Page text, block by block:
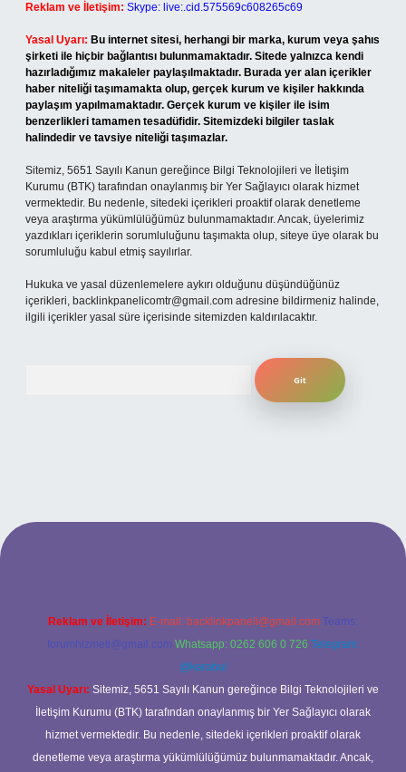
Reklam ve İletişim: Skype: live:.cid.575569c608265c69
Yasal Uyarı: Bu internet sitesi, herhangi bir marka, kurum veya şahıs
şirketi ile hiçbir bağlantısı bulunmamaktadır. Sitede yalnızca kendi
hazırladığımız makaleler paylaşılmaktadır. Burada yer alan içerikler
haber niteliği taşımamakta olup, gerçek kurum ve kişiler hakkında
paylaşım yapılmamaktadır. Gerçek kurum ve kişiler ile isim
benzerlikleri tamamen tesadüfidir. Sitemizdeki bilgiler taslak
halindedir ve tavsiye niteliği taşımazlar.
Sitemiz, 5651 Sayılı Kanun gereğince Bilgi Teknolojileri ve İletişim
Kurumu (BTK) tarafından onaylanmış bir Yer Sağlayıcı olarak hizmet
vermektedir. Bu nedenle, sitedeki içerikleri proaktif olarak denetleme
veya araştırma yükümlülüğümüz bulunmamaktadır. Ancak, üyelerimiz
yazdıkları içeriklerin sorumluluğunu taşımakta olup, siteye üye olarak bu
sorumluluğu kabul etmiş sayılırlar.
Hukuka ve yasal düzenlemelere aykırı olduğunu düşündüğünüz
içerikleri, backlinkpanelicomtr@gmail.com adresine bildirmeniz halinde,
ilgili içerikler yasal süre içerisinde sitemizden kaldırılacaktır.
bahis sitesi
Reklam ve İletişim: E-mail: backlinkpaneli@gmail.com Teams:
forumhizmeti@gmail.com Whatsapp: 0262 606 0 726 Telegram:
@karabul
Yasal Uyarı: Sitemiz, 5651 Sayılı Kanun gereğince Bilgi Teknolojileri ve
İletişim Kurumu (BTK) tarafından onaylanmış bir Yer Sağlayıcı olarak
hizmet vermektedir. Bu nedenle, sitedeki içerikleri proaktif olarak
denetleme veya araştırma yükümlülüğümüz bulunmamaktadır. Ancak,